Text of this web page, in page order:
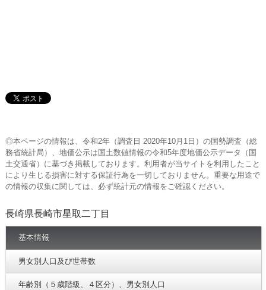
◎本ページの情報は、令和2年（調査日 2020年10月1日）の国勢調査（総
務省統計局）、地価公示は国土数値情報の令和5年度地価公示データ（国
土交通省）に基づき掲載しております。利用者が当サイトを利用したこと
により生じる損害に対する保証行為を一切しておりません。重要な用途で
の情報の収集に関しては、必ず統計元の情報をご確認ください。
長崎県長崎市星取二丁目
基本情報
男女別人口及び世帯数
年齢別（５歳階級、４区分）、男女別人口